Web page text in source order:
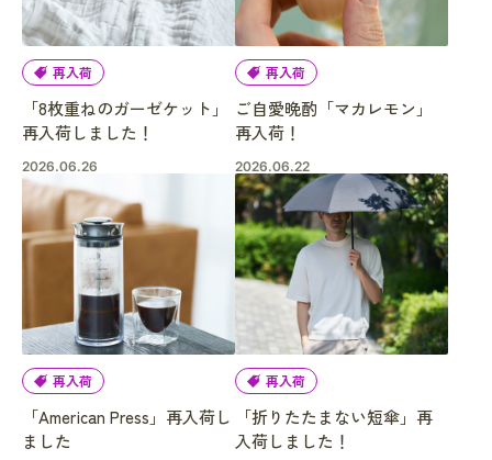
再入荷
「8枚重ねのガーゼケット」
再入荷しました！
2026.06.26
再入荷
ご自愛晩酌「マカレモン」
再入荷！
2026.06.22
再入荷
「American Press」再入荷し
ました
再入荷
「折りたたまない短傘」再
入荷しました！